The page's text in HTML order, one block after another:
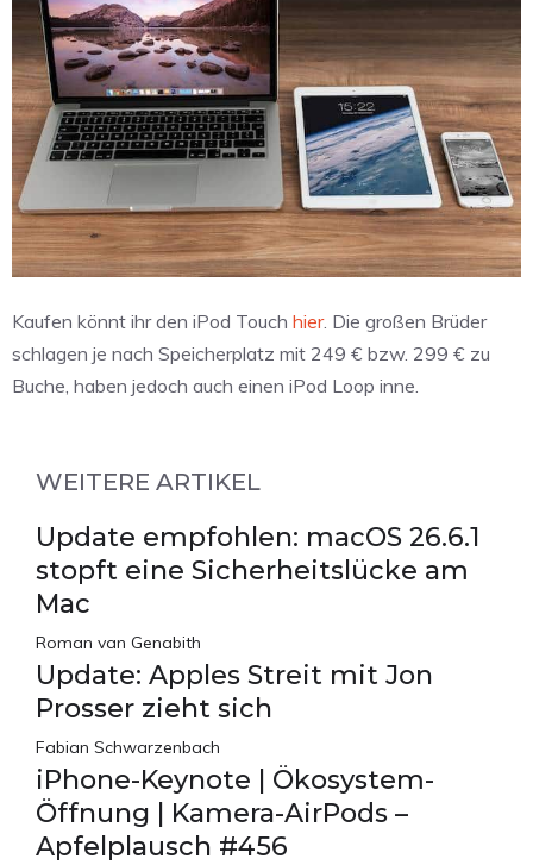
Kaufen könnt ihr den iPod Touch hier. Die großen Brüder
schlagen je nach Speicherplatz mit 249 € bzw. 299 € zu
Buche, haben jedoch auch einen iPod Loop inne.
WEITERE ARTIKEL
Update empfohlen: macOS 26.6.1
stopft eine Sicherheitslücke am
Mac
Roman van Genabith
Update: Apples Streit mit Jon
Prosser zieht sich
Fabian Schwarzenbach
iPhone-Keynote | Ökosystem-
Öffnung | Kamera-AirPods –
Apfelplausch #456